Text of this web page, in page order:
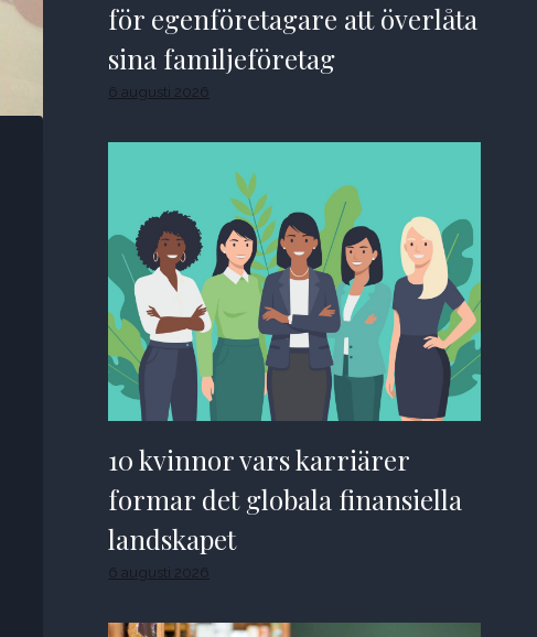
för egenföretagare att överlåta
sina familjeföretag
6 augusti 2026
10 kvinnor vars karriärer
formar det globala finansiella
landskapet
6 augusti 2026